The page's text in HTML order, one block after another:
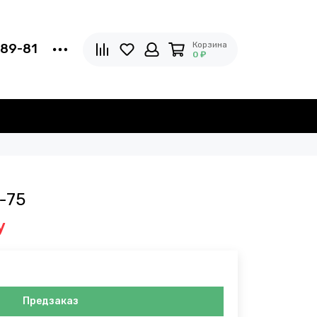
81
Корзина
0 ₽
75
Предзаказ